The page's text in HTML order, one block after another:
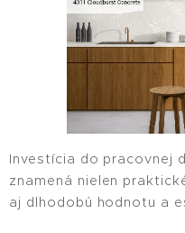
Investícia do pracovnej
znamená nielen
aj dlhodobú hodnotu a